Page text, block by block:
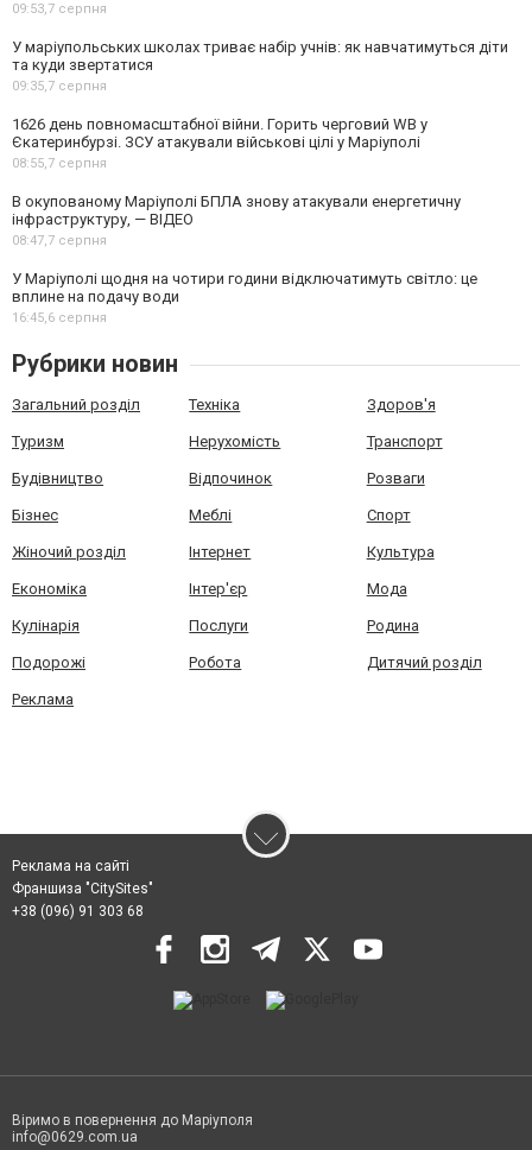
09:53,7 серпня
У маріупольських школах триває набір учнів: як навчатимуться діти
та куди звертатися
09:35,7 серпня
1626 день повномасштабної війни. Горить черговий WB у
Єкатеринбурзі. ЗСУ атакували військові цілі у Маріуполі
08:55,7 серпня
В окупованому Маріуполі БПЛА знову атакували енергетичну
інфраструктуру, — ВІДЕО
08:47,7 серпня
У Маріуполі щодня на чотири години відключатимуть світло: це
вплине на подачу води
16:45,6 серпня
Рубрики новин
Загальний розділ Техніка Здоров'я
Туризм Нерухомість Транспорт
Будівництво Відпочинок Розваги
Бізнес Меблі Спорт
Жіночий розділ Інтернет Культура
Економіка Інтер'єр Мода
Кулінарія Послуги Родина
Подорожі Робота Дитячий розділ
Реклама
Реклама на сайті
Франшиза "CitySites"
+38 (096) 91 303 68
Віримо в повернення до Маріуполя
info@0629.com.ua